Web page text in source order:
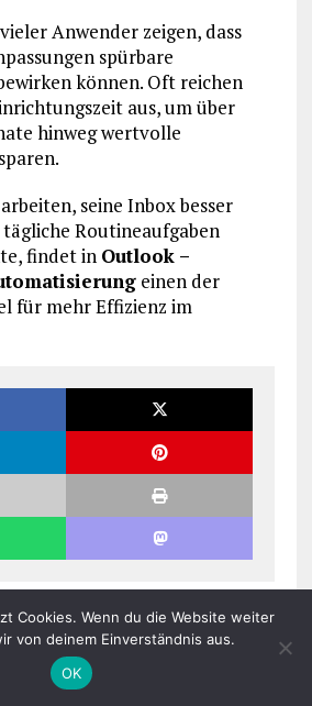
Anwender zeigen, dass
spürbare
können. Oft reichen
aus, um über
hinweg wertvolle
seine Inbox besser
Routineaufgaben
findet in Outlook –
einen der
für mehr Effizienz im
Vorheriger Artikel
Artikel
Cookies. Wenn du die Website weiter
von deinem Einverständnis aus.
OK